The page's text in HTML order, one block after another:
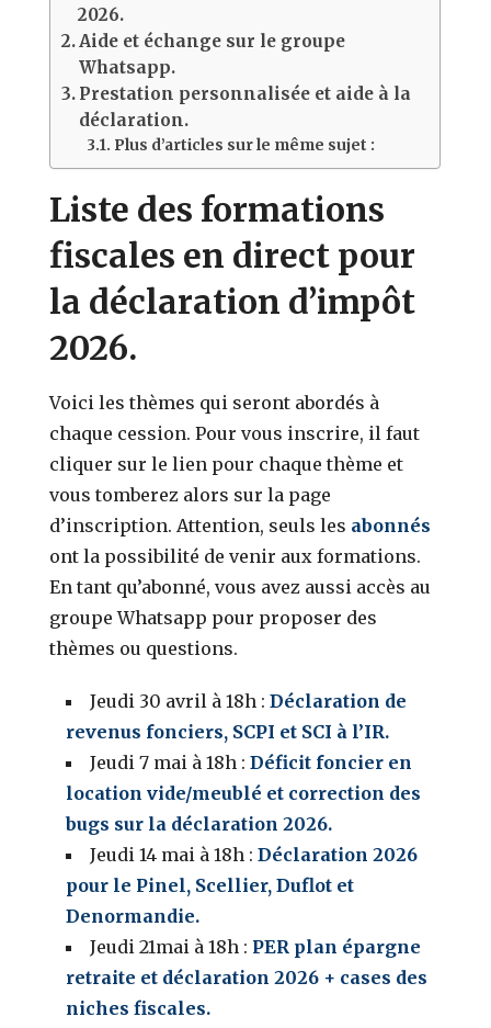
2026.
Aide et échange sur le groupe
Whatsapp.
Prestation personnalisée et aide à la
déclaration.
Plus d’articles sur le même sujet :
Liste des formations
fiscales en direct pour
la déclaration d’impôt
2026.
Voici les thèmes qui seront abordés à
chaque cession. Pour vous inscrire, il faut
cliquer sur le lien pour chaque thème et
vous tomberez alors sur la page
d’inscription. Attention, seuls les abonnés
ont la possibilité de venir aux formations.
En tant qu’abonné, vous avez aussi accès au
groupe Whatsapp pour proposer des
thèmes ou questions.
Jeudi 30 avril à 18h :Déclaration de
revenus fonciers, SCPI et SCI à l’IR.
Jeudi 7 mai à 18h :Déficit foncier en
location vide/meublé et correction des
bugs sur la déclaration 2026.
Jeudi 14 mai à 18h :Déclaration 2026
pour le Pinel, Scellier, Duflot et
Denormandie.
Jeudi 21mai à 18h : PER plan épargne
retraite et déclaration 2026 + cases des
niches fiscales.